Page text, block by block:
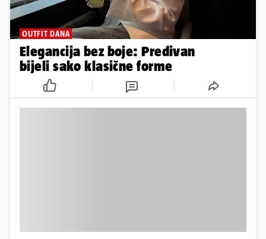
OUTFIT DANA
Elegancija bez boje: Predivan
bijeli sako klasične forme